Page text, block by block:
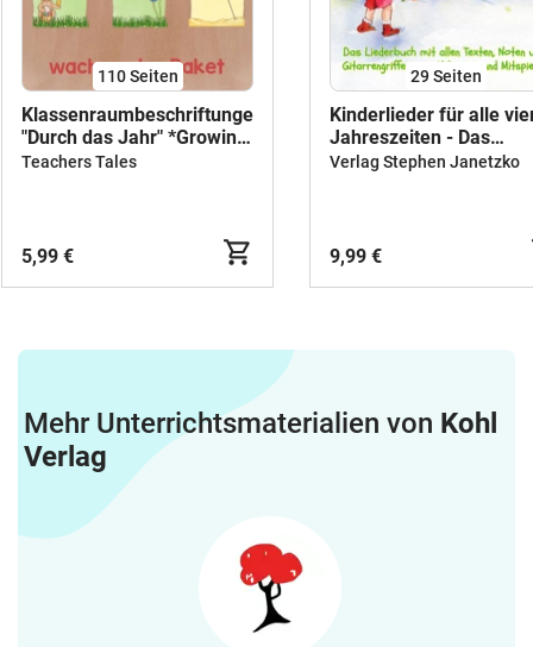
110Seiten
Klassenraumbeschriftungen
"Durch das Jahr" *Growing
Bundle*
Teachers Tales
5,99 €
29Seiten
Kinderlieder für alle
Jahreszeiten - Das
Liederbuch mit allen
Verlag Stephen Janetzko
9,99 €
Mehr Unterrichtsmaterialien von Kohl
Verlag